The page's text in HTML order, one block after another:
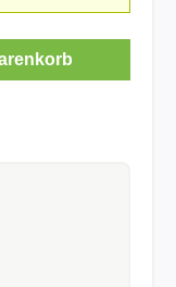
gewünschten